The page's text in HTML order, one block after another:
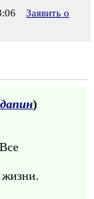
Заявить о
)
жизни.